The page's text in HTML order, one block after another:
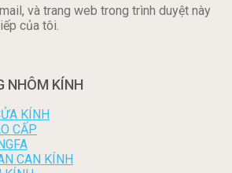
và trang web trong trình duyệt này
của tôi.
NHÔM KÍNH
KÍNH
CẤP
CAN KÍNH